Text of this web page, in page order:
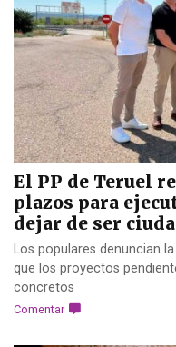
El PP de Teruel
plazos para
dejar de ser
Los populares denuncian
que los proyectos
concretos
Comentar